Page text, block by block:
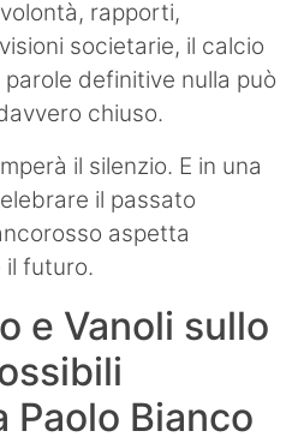
rapporti,
societarie, il calcio
definitive nulla può
chiuso.
il silenzio. E in una
il passato
aspetta
futuro.
e Vanoli sullo
Paolo Bianco